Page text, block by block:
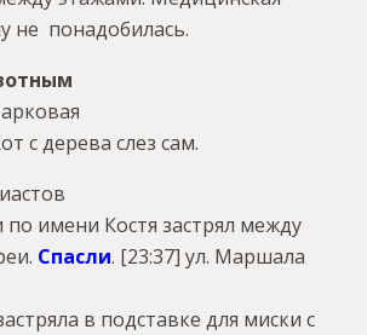
не понадобилась.
с дерева слез сам.
имени Костя застрял между
Спасли. [23:37] ул. Маршала
в подставке для миски с